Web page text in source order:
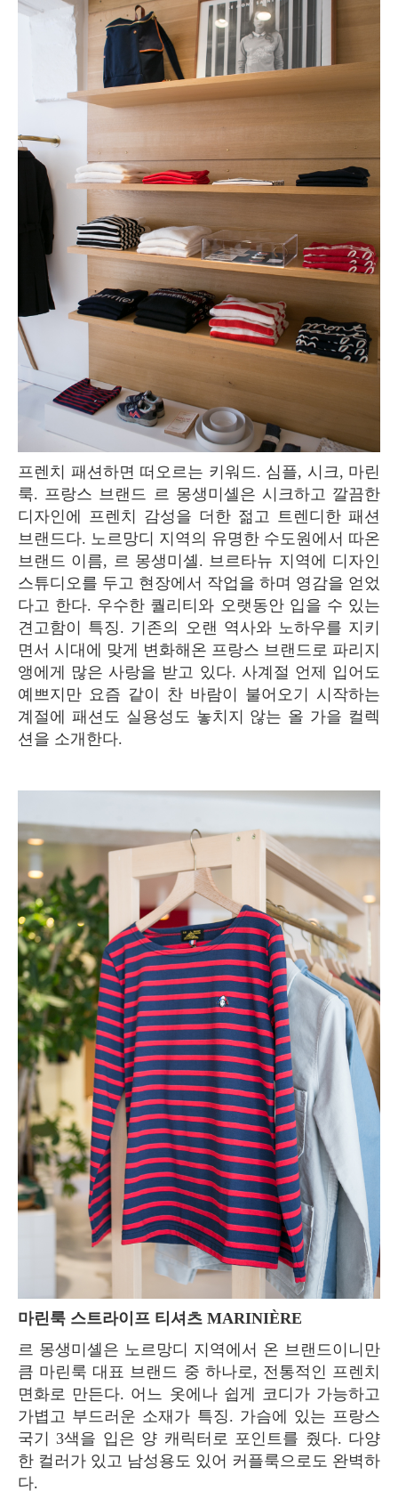
프렌치 패션하면 떠오르는 키워드. 심플, 시크, 마린
룩. 프랑스 브랜드 르 몽생미셸은 시크하고 깔끔한
디자인에 프렌치 감성을 더한 젊고 트렌디한 패션
브랜드다. 노르망디 지역의 유명한 수도원에서 따온
브랜드 이름, 르 몽생미셸. 브르타뉴 지역에 디자인
스튜디오를 두고 현장에서 작업을 하며 영감을 얻었
다고 한다. 우수한 퀄리티와 오랫동안 입을 수 있는
견고함이 특징. 기존의 오랜 역사와 노하우를 지키
면서 시대에 맞게 변화해온 프랑스 브랜드로 파리지
앵에게 많은 사랑을 받고 있다. 사계절 언제 입어도
예쁘지만 요즘 같이 찬 바람이 불어오기 시작하는
계절에 패션도 실용성도 놓치지 않는 올 가을 컬렉
션을 소개한다.
마린룩 스트라이프 티셔츠 MARINIÈRE
르 몽생미셸은 노르망디 지역에서 온 브랜드이니만
큼 마린룩 대표 브랜드 중 하나로, 전통적인 프렌치
면화로 만든다. 어느 옷에나 쉽게 코디가 가능하고
가볍고 부드러운 소재가 특징. 가슴에 있는 프랑스
국기 3색을 입은 양 캐릭터로 포인트를 줬다. 다양
한 컬러가 있고 남성용도 있어 커플룩으로도 완벽하
다.